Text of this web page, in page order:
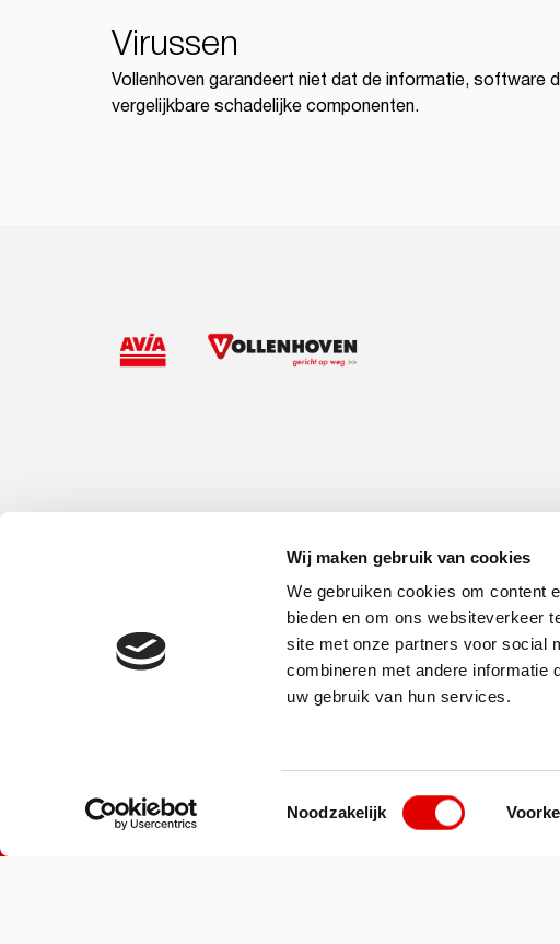
Wij maken gebruik van cookies
We gebruiken cookies om content
bieden en om ons websiteverkeer
site met onze partners voor social
combineren met andere informatie
uw gebruik van hun services.
Toestemmingsselectie
Noodzakelijk
Virussen
Vollenhoven garandeert niet dat de informatie, software
vergelijkbare schadelijke componenten.